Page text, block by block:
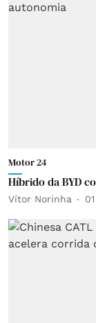
Motor 24
Híbrido da BYD
Vítor Norinha